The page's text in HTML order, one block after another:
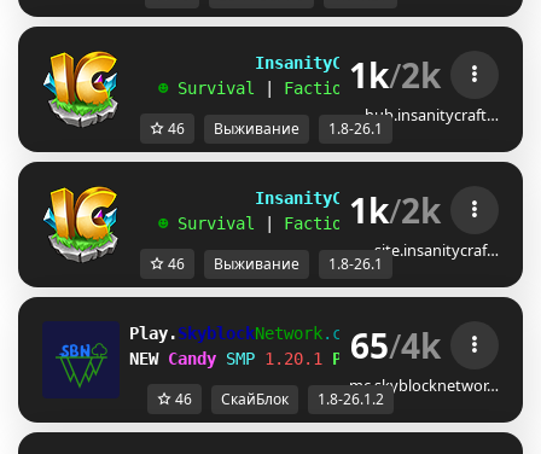
InsanityCraft || 1.8 - 26.1
☻ Survival Factions | Skyblock
1k/2k
hub.insanitycraft…
46 Выживание 1.8-26.1
InsanityCraft || 1.8 - 26.1
☻ Survival Factions | Skyblock
1k/2k
site.insanitycraf…
46 Выживание 1.8-26.1
Play.SkyblockNetwork.com [1.8-26.1.2]
NEW Candy SMP 1.20.1 Play Now!
65/4k
mc.skyblocknetwor…
46 СкайБлок 1.8-26.1.2